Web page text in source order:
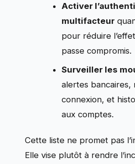
Activer
multifacteur
pour réduire
passe compromis.
Surveiller les
alertes bancaires,
connexion, et
aux comptes.
Cette liste ne promet pas
Elle vise plutôt à rendre